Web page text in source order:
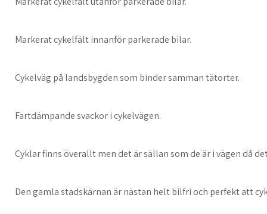
Markerat cykelfält innanför parkerade bilar.
Cykelväg på landsbygden som binder samman tätorter.
Fartdämpande svackor i cykelvägen.
Cyklar finns överallt men det är sällan som de är i vägen då
Den gamla stadskärnan är nästan helt bilfri och perfekt att